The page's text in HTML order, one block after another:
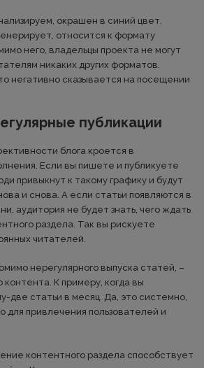
окрашен в синий цвет.
относится к формату
него, владельцы проекта не могут
никаких других форматов.
негативно сказывается на посещении
публикации
блога кроется в
Если вы пишете и публикуете
привыкнут к такому графику и будут
и снова. А если статьи появляются в
аудитория не будет знать, чего ждать
раздела. Так вы рискуете
читателей.
нерегулярного выпуска статей, –
К примеру, когда вы
две статьи в месяц. Да, это системно,
для привлечения пользователей и
контентного раздела способствует